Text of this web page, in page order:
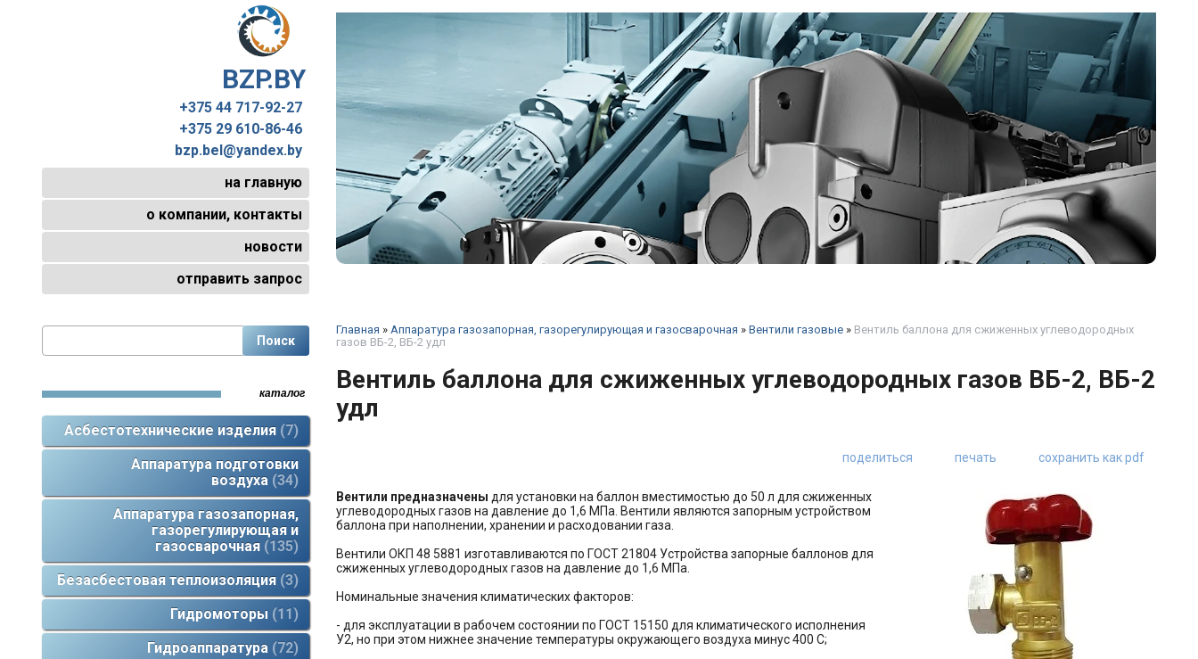
BZP.BY
+375 44 717-92-27
+375 29 610-86-46
bzp.bel@yandex.by
на главную
о компании, контакты
новости
отправить запрос
каталог
Асбестотехнические изделия 7
Аппаратура подготовки
воздуха 34
Аппаратура газозапорная,
газорегулирующая и
газосварочная 135
Безасбестовая теплоизоляция 3
Гидромоторы
11
Гидроаппаратура 72
Главная » Аппаратура газозапорная, газорегулирующая и газосварочная » Вентили газовые » Вентиль баллона для сжиженных углеводородных
газов ВБ-2, ВБ-2 удл
Вентиль баллона для сжиженных углеводородных газов ВБ-2, ВБ-2
удл
поделиться печать сохранить как pdf
Вентили предназначены для установки на баллон вместимостью до 50 л для сжиженных
углеводородных газов на давление до 1,6 МПа. Вентили являются запорным устройством
баллона при наполнении, хранении и расходовании газа.
Вентили ОКП 48 5881 изготавливаются по ГОСТ 21804 Устройства запорные баллонов для
сжиженных углеводородных газов на давление до 1,6 МПа.
Номинальные значения климатических факторов:
- для эксплуатации в рабочем состоянии по ГОСТ 15150 для климатического исполнения
У2, но при этом нижнее значение температуры окружающего воздуха минус 400 С;